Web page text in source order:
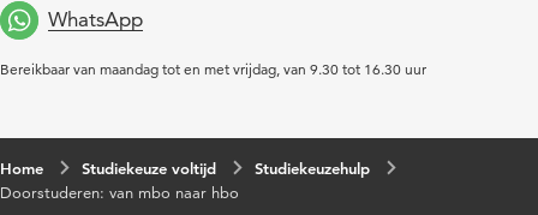
WhatsApp
Bereikbaar van maandag tot en met vrijdag, van 9.30 tot 16.30 uur
Home Studiekeuze voltijd
Studiekeuzehulp
Doorstuderen: van mbo naar hbo